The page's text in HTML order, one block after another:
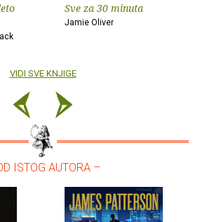
Sve za 30 minuta
Jamie Oliver
VIDI SVE KNJIGE
ISTOG AUTORA –